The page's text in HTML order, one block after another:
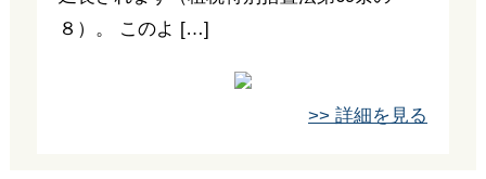
８）。 このよ […]
>> 詳細を見る